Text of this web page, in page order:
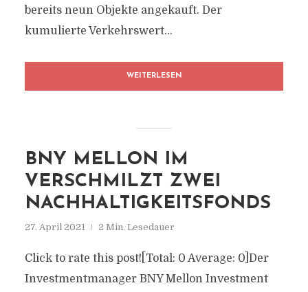
bereits neun Objekte angekauft. Der
kumulierte Verkehrswert...
WEITERLESEN
BNY MELLON IM
VERSCHMILZT ZWEI
NACHHALTIGKEITSFONDS
27. April 2021 2 Min. Lesedauer
Click to rate this post![Total: 0 Average: 0]Der
Investmentmanager BNY Mellon Investment